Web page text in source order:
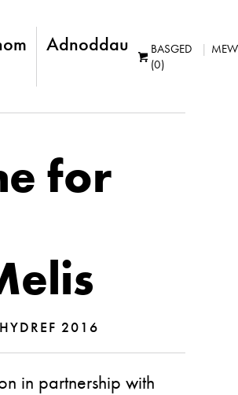
Adnoddau
BASGED
(0)
for
2016
in partnership with